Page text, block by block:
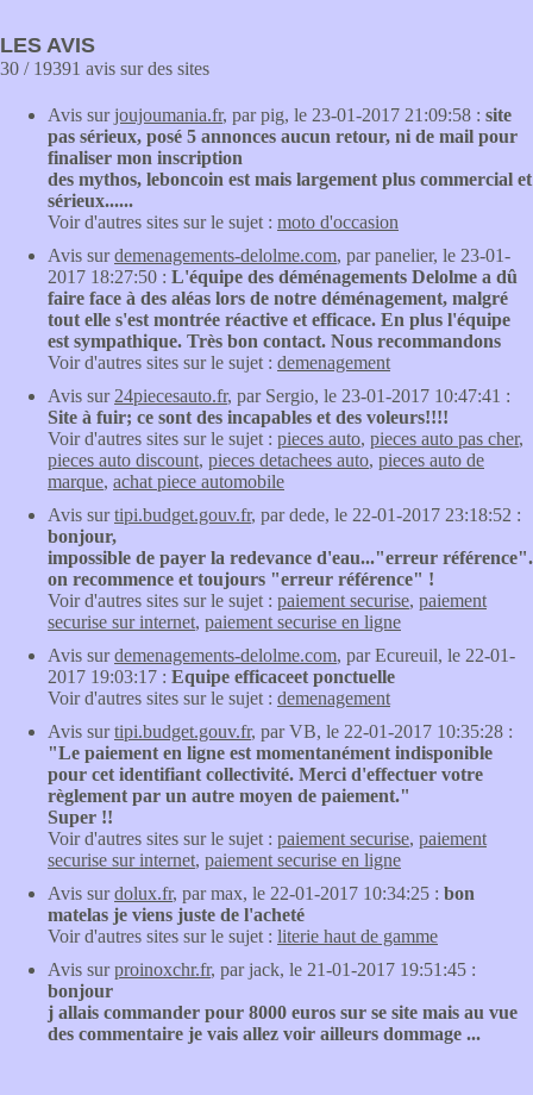
LES AVIS
30 / 19391 avis sur des sites
Avis surjoujoumania.fr, par pig, le 23-01-2017 21:09:58 : site
pas sérieux, posé 5 annonces aucun retour, ni de mail pour
finaliser mon inscription
des mythos, leboncoin est mais largement plus commercial et
sérieux......
Voir d'autres sites sur le sujet : moto d'occasion
Avis surdemenagements-delolme.com, par panelier, le 23-01-
2017 18:27:50 : L'équipe des déménagements Delolme a dû
faire face à des aléas lors de notre déménagement, malgré
tout elle s'est montrée réactive et efficace. En plus l'équipe
est sympathique. Très bon contact. Nous recommandons
Voir d'autres sites sur le sujet : demenagement
Avis sur 24piecesauto.fr, par Sergio, le 23-01-2017 10:47:41 :
Site à fuir; ce sont des incapables et des voleurs!!!!
Voir d'autres sites sur le sujet : pieces auto, pieces auto pas cher,
pieces auto discount, pieces detachees auto, pieces auto de
marque, achat piece automobile
Avis surtipi.budget.gouv.fr, par dede, le 22-01-2017 23:18:52 :
bonjour,
impossible de payer la redevance d'eau..."erreur référence".
on recommence et toujours "erreur référence" !
Voir d'autres sites sur le sujet : paiement securise, paiement
securise sur internet, paiement securise en ligne
Avis surdemenagements-delolme.com, par Ecureuil, le 22-01-
2017 19:03:17 : Equipe efficaceet ponctuelle
Voir d'autres sites sur le sujet : demenagement
Avis surtipi.budget.gouv.fr, par VB, le 22-01-2017 10:35:28 :
"Le paiement en ligne est momentanément indisponible
pour cet identifiant collectivité. Merci d'effectuer votre
règlement par un autre moyen de paiement."
Super !!
Voir d'autres sites sur le sujet : paiement securise, paiement
securise sur internet, paiement securise en ligne
Avis surdolux.fr, par max, le 22-01-2017 10:34:25 : bon
matelas je viens juste de l'acheté
Voir d'autres sites sur le sujet : literie haut de gamme
Avis surproinoxchr.fr, par jack, le 21-01-2017 19:51:45 :
bonjour
j allais commander pour 8000 euros sur se site mais au vue
des commentaire je vais allez voir ailleurs dommage ...